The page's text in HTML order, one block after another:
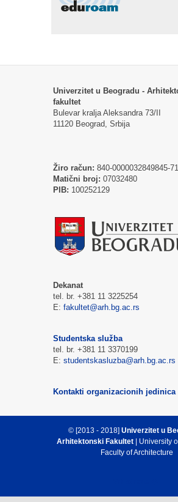
Univerzitet u Beogradu -
fakultet
Bulevar kralja Aleksandra 73/II
11120 Beograd, Srbija
Žiro račun: 840-0000032849845-71
Matični broj: 07032480
PIB: 100252129
Dekanat
tel. br. +381 11 3225254
E: fakultet@arh.bg.ac.rs
Studentska služba
tel. br. +381 11 3370199
E: studentskasluzba@arh.bg.ac.rs
Kontakti organizacionih jedinica
© [2013 - 2018] Univerzitet u
Arhitektonski Fakultet | University
Faculty of Architecture